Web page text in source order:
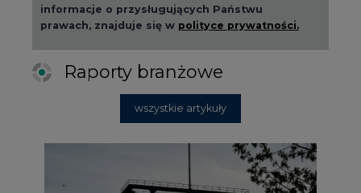
informacje o przysługujących Państwu
prawach, znajduje się w polityce prywatności.
Raporty branżowe
wszystkie artykuły